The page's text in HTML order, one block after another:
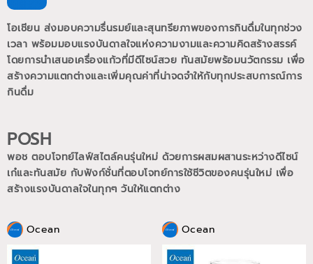
โอเชียน ส่งมอบความรื่นรมย์และสุนทรียภาพของการกินดื่มในทุกช่วง
เวลา พร้อมมอบแรงบันดาลใจแห่งความงามและความคิดสร้างสรรค์
โดยการนำเสนอเครื่องแก้วที่มีดีไซน์สวย ทันสมัยพร้อมนวัตกรรม เพื่อ
สร้างความแตกต่างและเพิ่มคุณค่าที่น่าจดจำให้กับทุกประสบการณ์การ
กินดื่ม
POSH
พอช ตอบโจทย์ไลฟ์สไตล์คนรุ่นใหม่ ด้วยการผสมผสานระหว่างดีไซน์
เก๋และทันสมัย กับฟังก์ชั่นที่ตอบโจทย์การใช้ชีวิตของคนรุ่นใหม่ เพื่อ
สร้างแรงบันดาลใจในทุกๆ วันให้แตกต่าง
Ocean Ocean